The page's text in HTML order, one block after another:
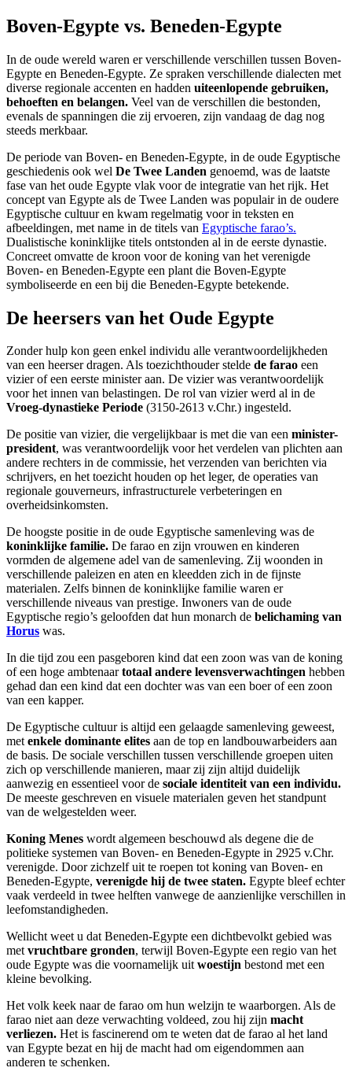
Boven-Egypte vs. Beneden-Egypte
In de oude wereld waren er verschillende verschillen tussen Boven-
Egypte en Beneden-Egypte. Ze spraken verschillende dialecten met
diverse regionale accenten en hadden uiteenlopende gebruiken,
behoeften en belangen. Veel van de verschillen die bestonden,
evenals de spanningen die zij ervoeren, zijn vandaag de dag nog
steeds merkbaar.
De periode van Boven- en Beneden-Egypte, in de oude Egyptische
geschiedenis ook wel De Twee Landen genoemd, was de laatste
fase van het oude Egypte vlak voor de integratie van het rijk. Het
concept van Egypte als de Twee Landen was populair in de oudere
Egyptische cultuur en kwam regelmatig voor in teksten en
afbeeldingen, met name in de titels van Egyptische farao’s.
Dualistische koninklijke titels ontstonden al in de eerste dynastie.
Concreet omvatte de kroon voor de koning van het verenigde
Boven- en Beneden-Egypte een plant die Boven-Egypte
symboliseerde en een bij die Beneden-Egypte betekende.
De heersers van het Oude Egypte
Zonder hulp kon geen enkel individu alle verantwoordelijkheden
van een heerser dragen. Als toezichthouder stelde de farao een
vizier of een eerste minister aan. De vizier was verantwoordelijk
voor het innen van belastingen. De rol van vizier werd al in de
Vroeg-dynastieke Periode (3150-2613 v.Chr.) ingesteld.
De positie van vizier, die vergelijkbaar is met die van een minister-
president, was verantwoordelijk voor het verdelen van plichten aan
andere rechters in de commissie, het verzenden van berichten via
schrijvers, en het toezicht houden op het leger, de operaties van
regionale gouverneurs, infrastructurele verbeteringen en
overheidsinkomsten.
De hoogste positie in de oude Egyptische samenleving was de
koninklijke familie. De farao en zijn vrouwen en kinderen
vormden de algemene adel van de samenleving. Zij woonden in
verschillende paleizen en aten en kleedden zich in de fijnste
materialen. Zelfs binnen de koninklijke familie waren er
verschillende niveaus van prestige. Inwoners van de oude
Egyptische regio’s geloofden dat hun monarch de belichaming van
Horus was.
In die tijd zou een pasgeboren kind dat een zoon was van de koning
of een hoge ambtenaartotaal andere levensverwachtingen hebben
gehad dan een kind dat een dochter was van een boer of een zoon
van een kapper.
De Egyptische cultuur is altijd een gelaagde samenleving geweest,
metenkele dominante elites aan de top en landbouwarbeiders aan
de basis. De sociale verschillen tussen verschillende groepen uiten
zich op verschillende manieren, maar zij zijn altijd duidelijk
aanwezig en essentieel voor de sociale identiteit van een individu.
De meeste geschreven en visuele materialen geven het standpunt
van de welgestelden weer.
Koning Menes wordt algemeen beschouwd als degene die de
politieke systemen van Boven- en Beneden-Egypte in 2925 v.Chr.
verenigde. Door zichzelf uit te roepen tot koning van Boven- en
Beneden-Egypte, verenigde hij de twee staten. Egypte bleef echter
vaak verdeeld in twee helften vanwege de aanzienlijke verschillen in
leefomstandigheden.
Wellicht weet u dat Beneden-Egypte een dichtbevolkt gebied was
metvruchtbare gronden, terwijl Boven-Egypte een regio van het
oude Egypte was die voornamelijk uitwoestijn bestond met een
kleine bevolking.
Het volk keek naar de farao om hun welzijn te waarborgen. Als de
farao niet aan deze verwachting voldeed, zou hij zijn macht
verliezen. Het is fascinerend om te weten dat de farao al het land
van Egypte bezat en hij de macht had om eigendommen aan
anderen te schenken.